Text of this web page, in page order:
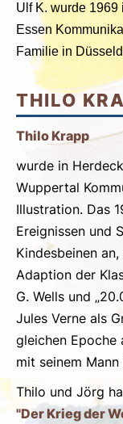
Ulf K. wurde 1969
Essen
Familie in
THILO
Thilo Krapp
wurde in
Wuppertal
Illustration. Das
Ereignissen und
Kindesbeinen
Adaption der
G. Wells und
Jules Verne als
gleichen Epoche
mit seinem Mann
Thilo und Jörg
"Der Krieg der